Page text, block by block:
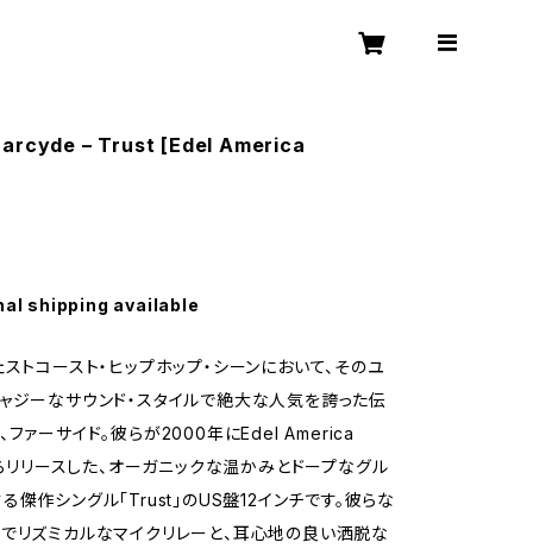
– Trust [Edel America
shipping available
トコースト・ヒップホップ・シーンにおいて、そのユ
ジーなサウンド・スタイルで絶大な人気を誇った伝
ファーサイド。彼らが2000年にEdel America
リースした、オーガニックな温かみとドープなグル
傑作シングル「Trust」のUS盤12インチです。彼らな
リズミカルなマイクリレーと、耳心地の良い洒脱な